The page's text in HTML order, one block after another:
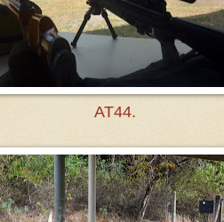
AT44.